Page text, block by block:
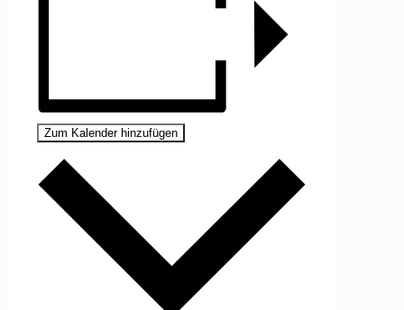
Zum Kalender hinzufügen